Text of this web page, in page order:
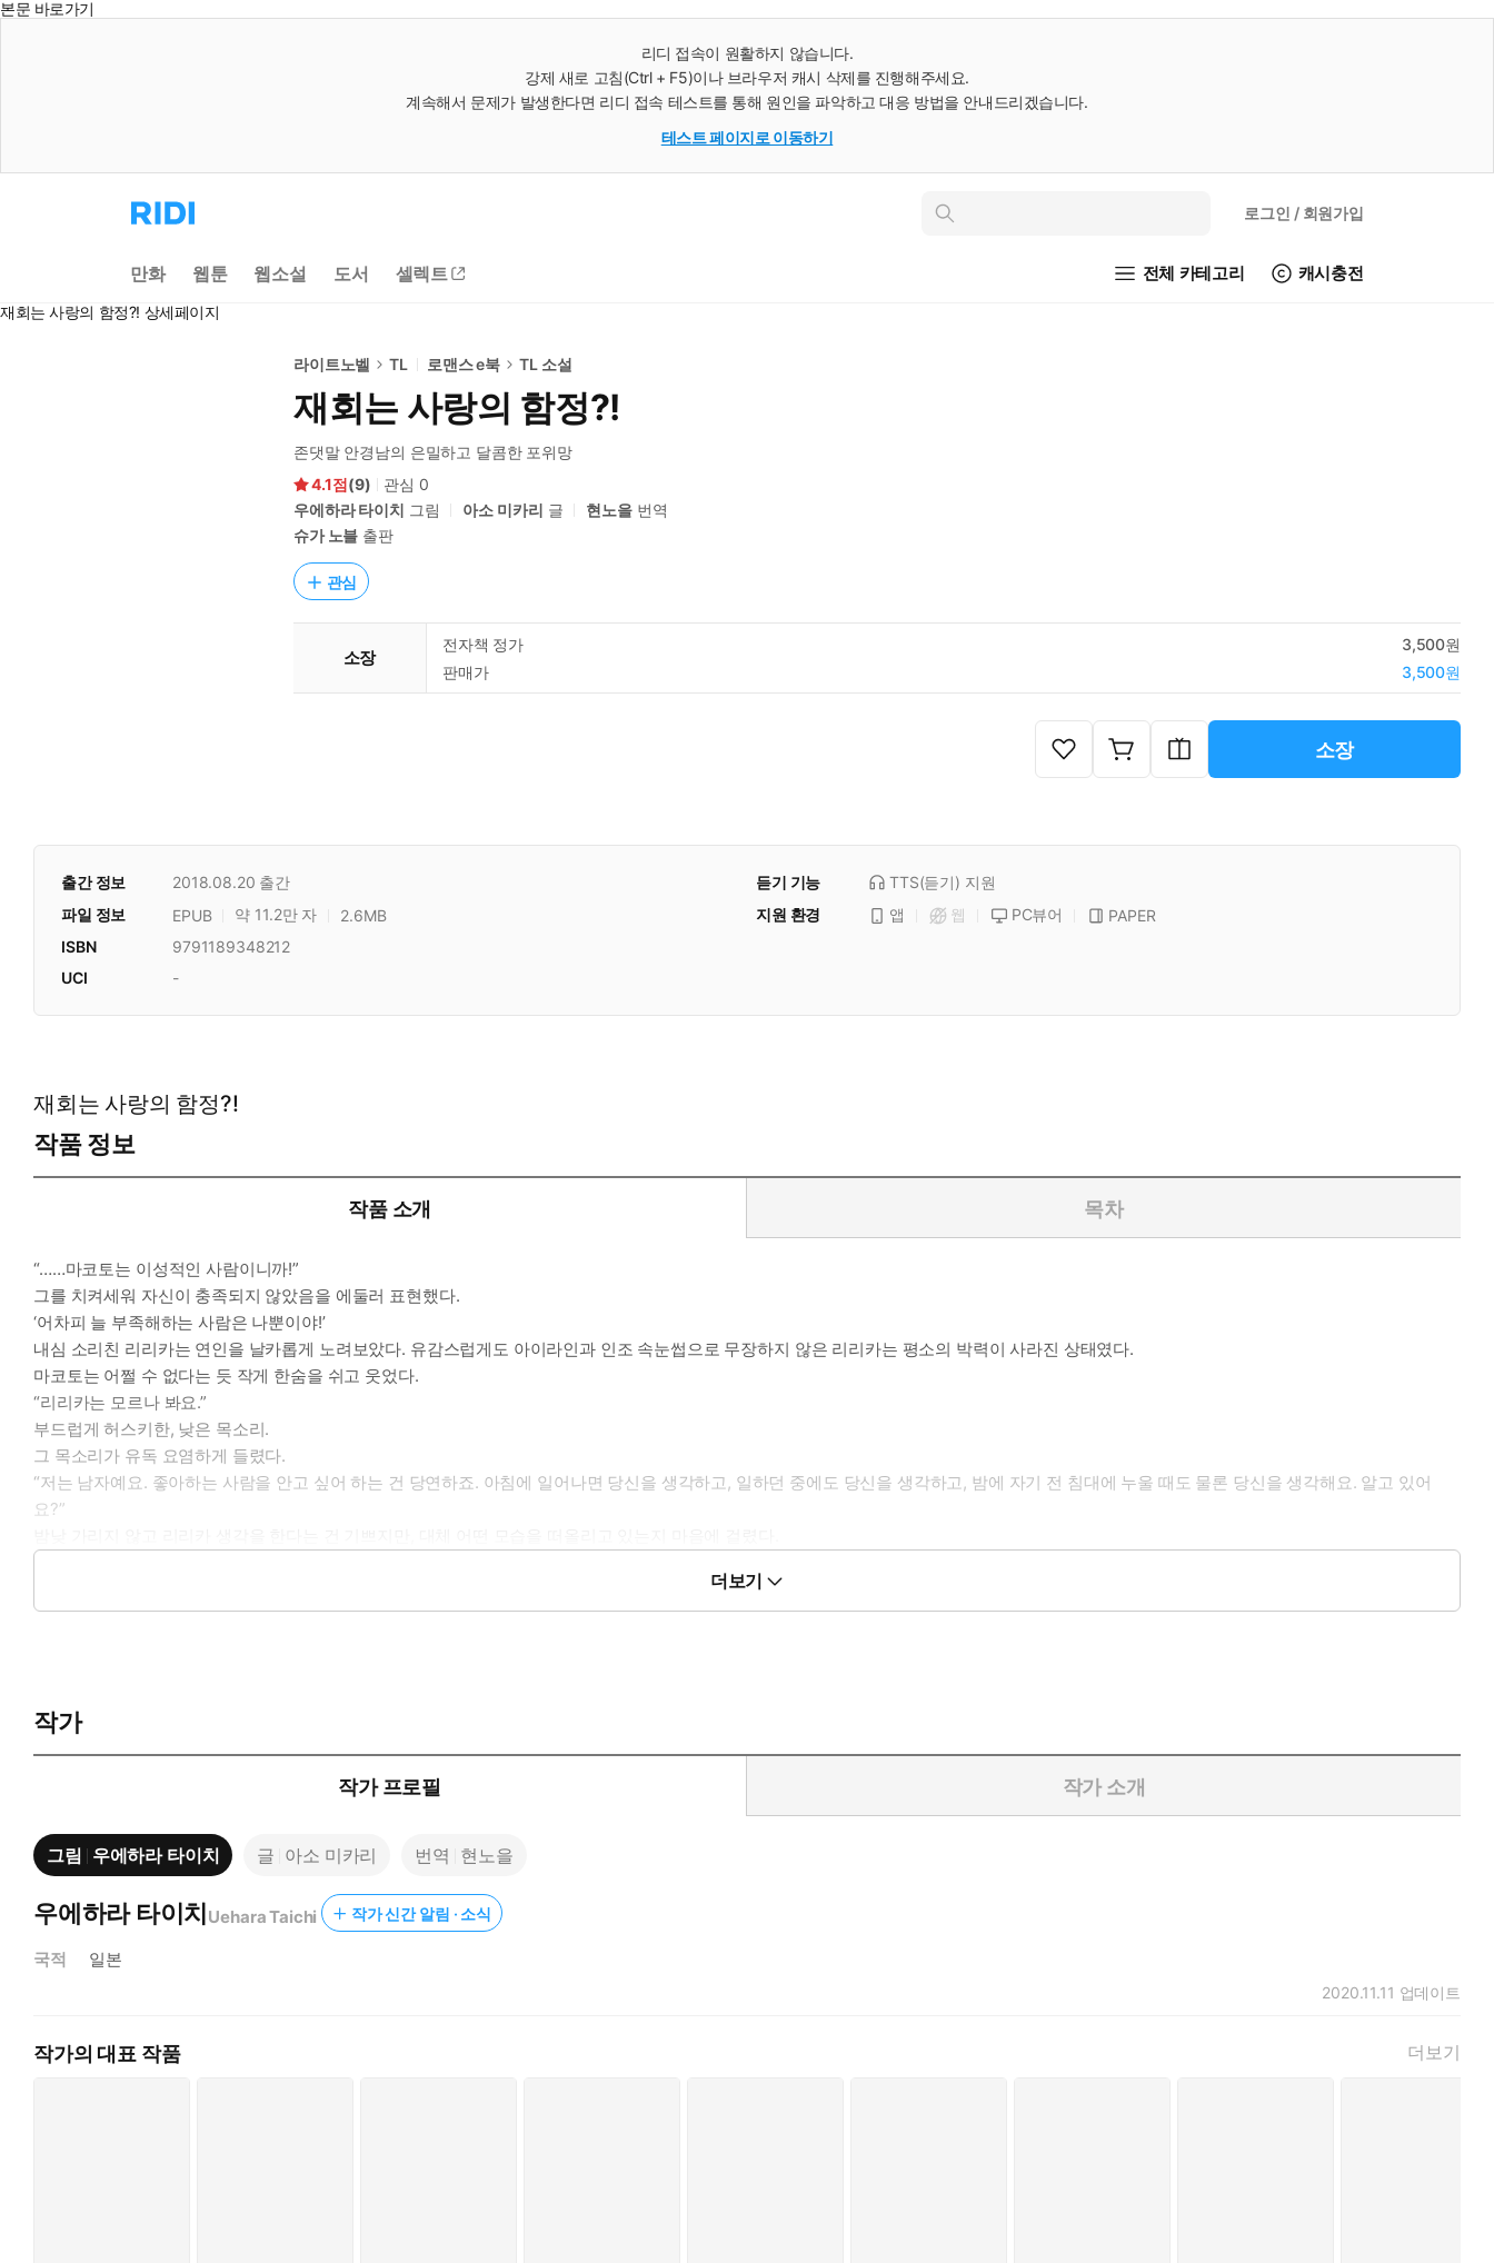
본문 바로가기
리디 접속이 원활하지 않습니다.
강제 새로 고침(Ctrl + F5)이나 브라우저 캐시 삭제를 진행해주세요.
계속해서 문제가 발생한다면 리디 접속 테스트를 통해 원인을 파악하고 대응 방법을 안내드리겠습니다.
테스트 페이지로 이동하기
리
디
으
로
동
인
로그인 / 회원가입
만화 웹툰 웹소설 도서 셀렉트 전체 카테고리 캐시충전
재회는 사랑의 함정?! 상세페이지
라이트노벨 TL 로맨스 e북 TL 소설
재회는 사랑의 함정?!
존댓말 안경남의 은밀하고 달콤한 포위망
4.1
(9) 관심 0
우에하라 타이치 그림 아소 미카리 글 현노을번역
슈가 노블 출판
관심
소장
전자책 정가
3,500원
판매가
3,500원
소장
출간 정보 2018.08.20 출간 듣기 기능 TTS(듣기) 지원
파일 정보
EPUB 약 11.2만 자 2.6MB 지원 환경 앱 웹 PC뷰어
PAPER
ISBN
9791189348212
UCI
-
재회는 사랑의 함정?!
작품 정보
작품 소개 목차
“……마코토는 이성적인 사람이니까!”
그를 치켜세워 자신이 충족되지 않았음을 에둘러 표현했다.
‘어차피 늘 부족해하는 사람은 나뿐이야!’
내심 소리친 리리카는 연인을 날카롭게 노려보았다. 유감스럽게도 아이라인과 인조 속눈썹으로 무장하지 않은 리리카는 평소의 박력이 사라진 상태였다.
마코토는 어쩔 수 없다는 듯 작게 한숨을 쉬고 웃었다.
“리리카는 모르나 봐요.”
부드럽게 허스키한, 낮은 목소리.
그 목소리가 유독 요염하게 들렸다.
“저는 남자예요. 좋아하는 사람을 안고 싶어 하는 건 당연하죠. 아침에 일어나면 당신을 생각하고, 일하던 중에도 당신을 생각하고, 밤에 자기 전 침대에 누울 때도 물론 당신을 생각해요. 알고 있어
요?”
“아, 저기, 그건요…….”
“그러니까! 예쁘게 꾸몄을 때가 아니라, 고등학생 때의 수수하고 촌스럽고 못난 나를 떠올리고 웃고 있는 거냐고!”
고등학생 때뿐만이 아니라 지금도 리리카는 맨얼굴을 드러내고 있다.
‘좋아하는 사람에겐 조금이라도 예뻐 보이고 싶어. 예쁘게 꾸민 나를 떠올려 주면 좋을 텐데…….’
“정말이지. 저는 때때로 리리카가 너무 귀여워서 죽을 것 같아요.”
아까와는 달리 기나긴 한숨을 쉰 마코토가 리리카를 꼭 껴안았다.
“……마코토야말로 무슨 소릴 하는 거야?”
“제가 떠올리는 모습은.”
목덜미에 입술이 스쳤다.
중간에 말을 끊은 그가 리리카의 어깨에서 목, 귀까지 부드러운 키스로 녹여 갔다.
“응……! 아, 자꾸 그러면, 안 들…….”
“괜찮아요. 이대로 들어 주세요. 제가 떠올리는 모습은 첫날밤 때의 리리카예요. 저에게 안겨서 괴로워하던, 하지만 행복해 보이던 당신을 떠올려요. 그때마다 리리카를 만지고 싶어서 못 견디겠어요.
쇄골에 도달한 마코토의 입술이 도드라진 뼈를 잘근거렸다.
“앗…… 안 돼, 거기…….”
더보기
작가
작가 프로필 작가 소개
그림 우에하라 타이치 글 아소 미카리 번역 현노을
우에하라 타이치Uehara Taichi 작가 신간 알림 · 소식
국적 일본
2020.11.11 업데이트
작가의 대표 작품 더보기